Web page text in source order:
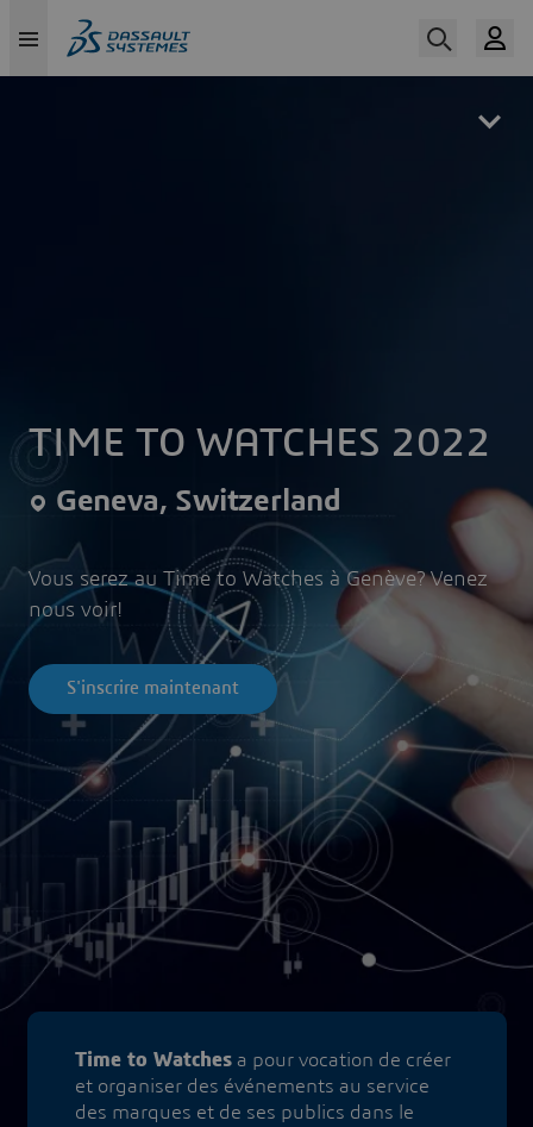
TIME TO WATCHES 2022
Geneva, Switzerland
Vous serez au Time to Watches à Genève? Venez
nous voir!
S'inscrire maintenant
Time to Watchesa pour vocation de créer
et organiser des événements au service
des marques et de ses publics dans le